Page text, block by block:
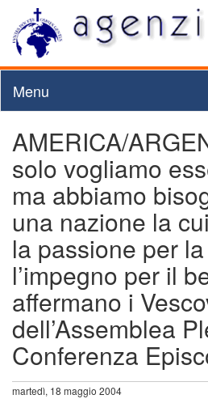
Menu
AMERICA/
solo vogliamo
ma abbiamo
una nazione la
la passione per
l’impegno per il
affermano i
dell’Assemblea
Conferenza
martedì, 18 maggio 2004